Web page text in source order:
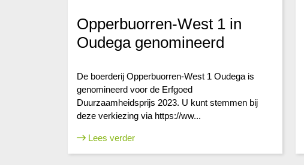
Opperbuorren-West 1 in
Oudega genomineerd
De boerderij Opperbuorren-West 1 Oudega is
genomineerd voor de Erfgoed
Duurzaamheidsprijs 2023. U kunt stemmen bij
deze verkiezing via https://ww...
Lees verder